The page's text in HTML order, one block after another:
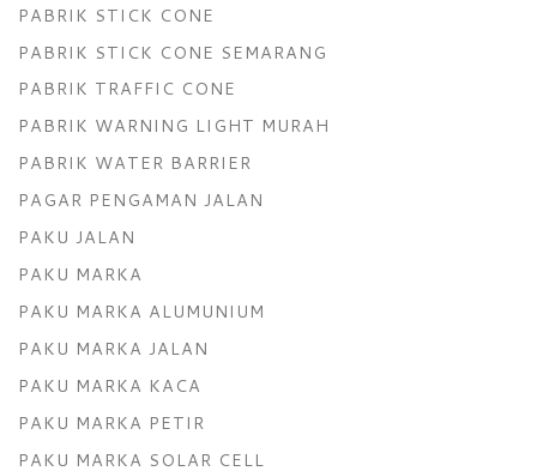
PABRIK STICK CONE
PABRIK STICK CONE SEMARANG
PABRIK TRAFFIC CONE
PABRIK WARNING LIGHT MURAH
PABRIK WATER BARRIER
PAGAR PENGAMAN JALAN
PAKU JALAN
PAKU MARKA
PAKU MARKA ALUMUNIUM
PAKU MARKA JALAN
PAKU MARKA KACA
PAKU MARKA PETIR
PAKU MARKA SOLAR CELL